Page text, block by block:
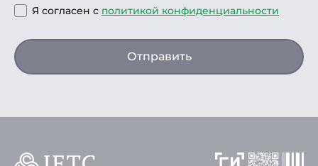
Я согласен с политикой конфиденциальности
Отправить